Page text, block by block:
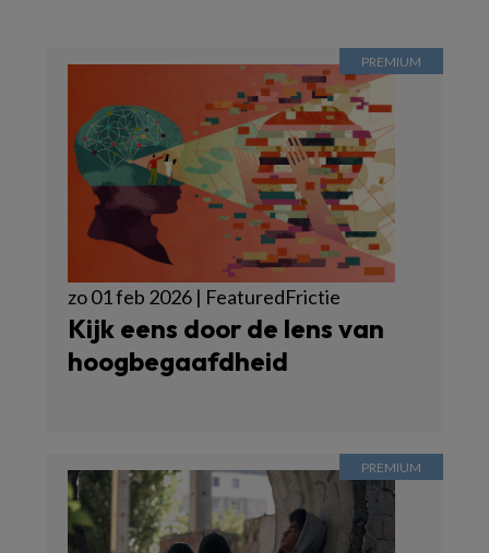
zo 01 feb 2026 | FeaturedFrictie
Kijk eens door de lens van
hoogbegaafdheid